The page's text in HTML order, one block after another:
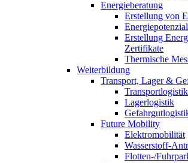
Energieberatung
Erstellung von
Erstellung
Zertifikate
Thermische
Weiterbildung
Transport, Lager &
Transportlogistik
Lagerlogistik
Future Mobility
Elektromobilität
Wasserstoff-
Flotten-/